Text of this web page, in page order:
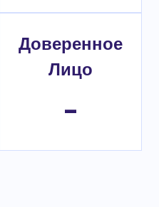
Доверенное
Лицо
-